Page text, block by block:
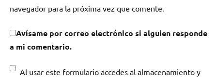
navegador para la próxima vez que comente.
Avísame por correo electrónico si alguien responde
a mi comentario.
Al usar este formulario accedes al almacenamiento y